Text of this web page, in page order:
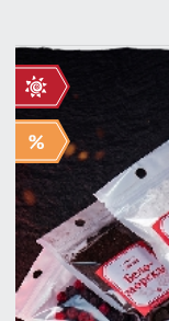
Оберег в
к заказу от 3